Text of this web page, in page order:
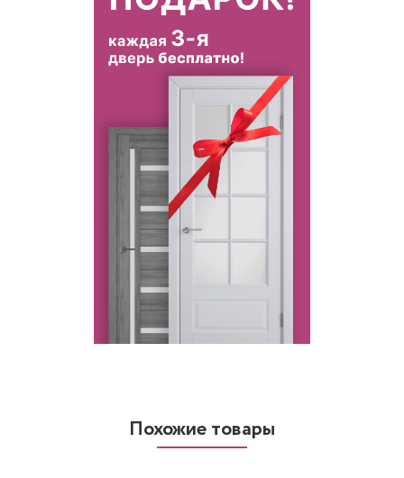
Похожие товары